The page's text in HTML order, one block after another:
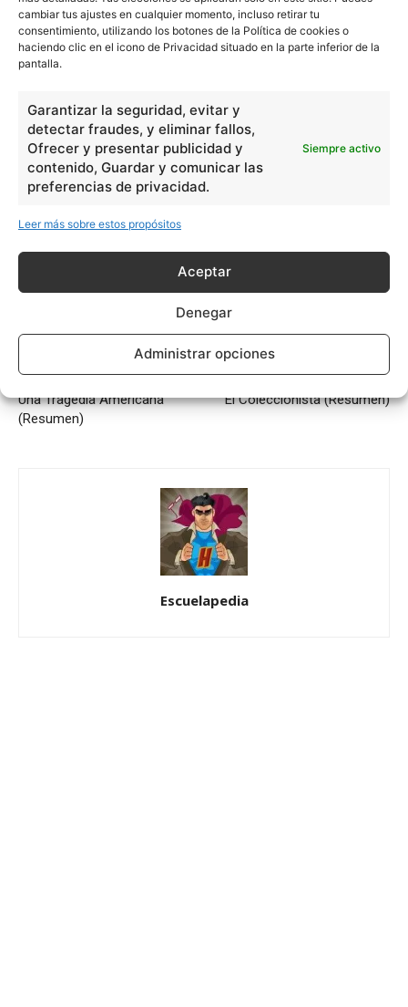
cambiar tus ajustes en cualquier momento, incluso retirar tu
consentimiento, utilizando los botones de la Política de cookies o
haciendo clic en el icono de Privacidad situado en la parte inferior de la
pantalla.
Garantizar la seguridad, evitar y
detectar fraudes, y eliminar fallos,
Ofrecer y presentar publicidad y
contenido, Guardar y comunicar las
preferencias de privacidad.
Siempre activo
Leer más sobre estos propósitos
Aceptar
Denegar
Administrar opciones
LaSota de Corazonesestaba siendo acusada de robar
tartas de la Reina, pero las evidencias contra él eran muy
ridículos del tribunal. También comienza a crecer. Pronto
es llamada a declarar; en este momento, ella ya estaba
con un tamaño gigantesco. Alice se niega a dejarse
intimidar por la lógica retorcida del Tribunal y los cargos
las cartas se levantan y atacan. En este punto, ella se
despierta. Sus aventuras en el País de las Maravillas
habían sido sólo un sueño fantástico.
0Comentarios
Artículo anterior
Una Tragedia Americana
(Resumen)
Artículo siguiente
El Coleccionista (Resumen)
Escuelapedia